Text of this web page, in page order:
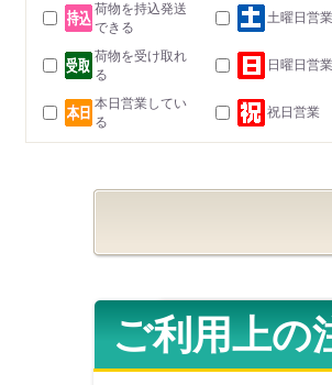
荷物を持込発送
できる
土曜日営業
荷物を受け取れ
る
日曜日営業
本日営業してい
る
祝日営業
ご利用上の